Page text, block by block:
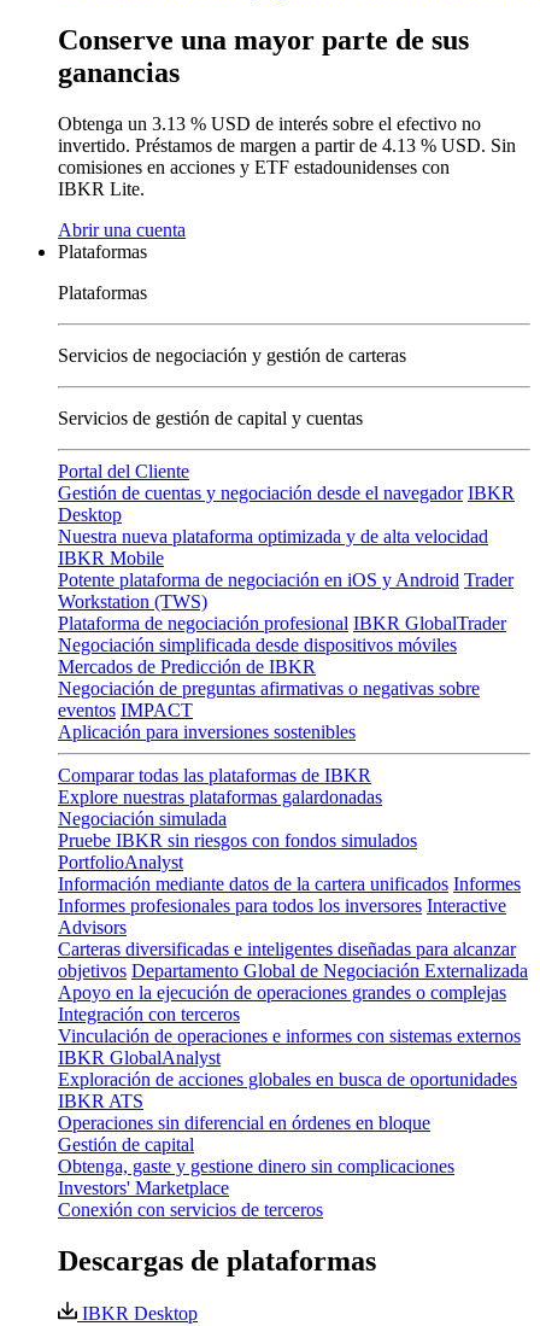
Conserve una mayor parte de sus
ganancias
Obtenga un 3.13 % USD de interés sobre el efectivo no
invertido. Préstamos de margen a partir de 4.13 % USD. Sin
comisiones en acciones y ETF estadounidenses con
IBKR Lite.
Abrir una cuenta
Plataformas
Plataformas
Servicios de negociación y gestión de carteras
Servicios de gestión de capital y cuentas
Portal del Cliente
Gestión de cuentas y negociación desde el navegador IBKR
Desktop
Nuestra nueva plataforma optimizada y de alta velocidad
IBKR Mobile
Potente plataforma de negociación en iOS y Android Trader
Workstation (TWS)
Plataforma de negociación profesional IBKR GlobalTrader
Negociación simplificada desde dispositivos móviles
Mercados de Predicción de IBKR
Negociación de preguntas afirmativas o negativas sobre
eventos IMPACT
Aplicación para inversiones sostenibles
Comparar todas las plataformas de IBKR
Explore nuestras plataformas galardonadas
Negociación simulada
Pruebe IBKR sin riesgos con fondos simulados
PortfolioAnalyst
Información mediante datos de la cartera unificados Informes
Informes profesionales para todos los inversores Interactive
Advisors
Carteras diversificadas e inteligentes diseñadas para alcanzar
objetivos Departamento Global de Negociación Externalizada
Apoyo en la ejecución de operaciones grandes o complejas
Integración con terceros
Vinculación de operaciones e informes con sistemas externos
IBKR GlobalAnalyst
Exploración de acciones globales en busca de oportunidades
IBKR ATS
Operaciones sin diferencial en órdenes en bloque
Gestión de capital
Obtenga, gaste y gestione dinero sin complicaciones
Investors' Marketplace
Conexión con servicios de terceros
Descargas de plataformas
IBKR Desktop